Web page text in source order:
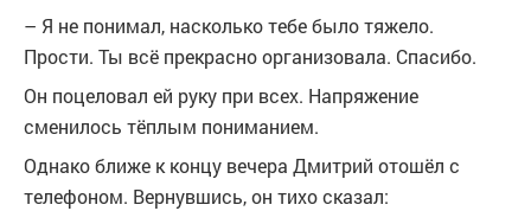
– Я не понимал, насколько тебе было тяжело.
Прости. Ты всё прекрасно организовала. Спасибо.
Он поцеловал ей руку при всех. Напряжение
сменилось тёплым пониманием.
Однако ближе к концу вечера Дмитрий отошёл с
телефоном. Вернувшись, он тихо сказал: